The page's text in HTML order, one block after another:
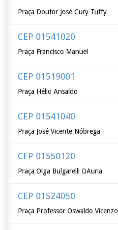
Praça Doutor José Cury Tuffy
CEP 01541020
Praça Francisco Manuel
CEP 01519001
Praça Hélio Ansaldo
CEP 01541040
Praça José Vicente Nóbrega
CEP 01550120
Praça Olga Bulgarelli DAuria
CEP 01524050
Praça Professor Oswaldo Vicenzo